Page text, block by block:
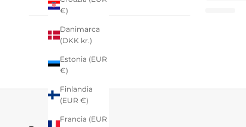
€)
Danimarca
(DKK kr.)
Estonia (EUR
€)
Finlandia
(EUR €)
Francia (EUR